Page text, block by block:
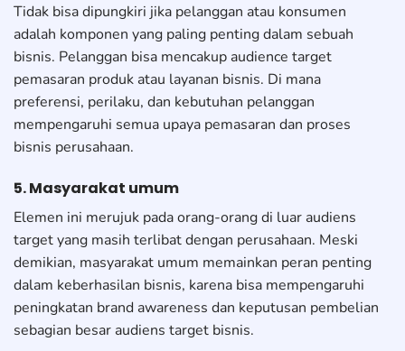
Tidak bisa dipungkiri jika pelanggan atau konsumen
adalah komponen yang paling penting dalam sebuah
bisnis. Pelanggan bisa mencakup audience target
pemasaran produk atau layanan bisnis. Di mana
preferensi, perilaku, dan kebutuhan pelanggan
mempengaruhi semua upaya pemasaran dan proses
bisnis perusahaan.
5. Masyarakat umum
Elemen ini merujuk pada orang-orang di luar audiens
target yang masih terlibat dengan perusahaan. Meski
demikian, masyarakat umum memainkan peran penting
dalam keberhasilan bisnis, karena bisa mempengaruhi
peningkatan brand awareness dan keputusan pembelian
sebagian besar audiens target bisnis.